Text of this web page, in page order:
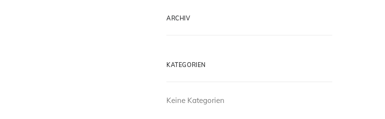
ARCHIV
KATEGORIEN
Keine Kategorien